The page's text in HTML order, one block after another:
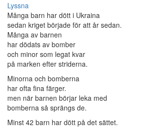
Lyssna
Många barn har dött i Ukraina
sedan kriget började för att år sedan.
Många av barnen
har dödats av bomber
och minor som legat kvar
på marken efter striderna.
Minorna och bomberna
har ofta fina färger.
men när barnen börjar leka med
bomberna så sprängs de.
Minst 42 barn har dött på det sättet.